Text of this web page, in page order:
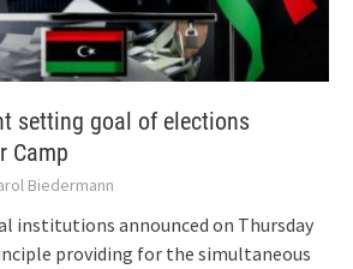
setting goal of elections
Camp
Biedermann
institutions announced on Thursday
providing for the simultaneous